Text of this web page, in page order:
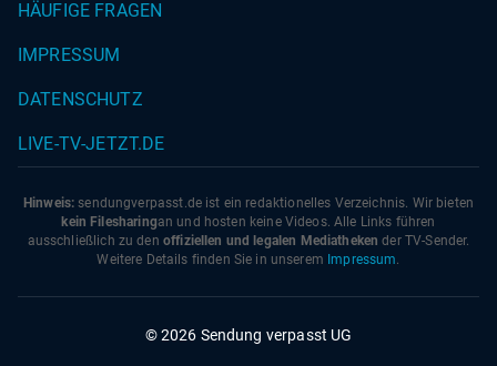
HÄUFIGE FRAGEN
IMPRESSUM
DATENSCHUTZ
LIVE-TV-JETZT.DE
Hinweis: sendungverpasst.de ist ein redaktionelles Verzeichnis. Wir bieten
kein Filesharingan und hosten keine Videos. Alle Links führen
ausschließlich zu den offiziellen und legalen Mediatheken der TV-Sender.
Weitere Details finden Sie in unserem Impressum.
© 2026 Sendung verpasst UG